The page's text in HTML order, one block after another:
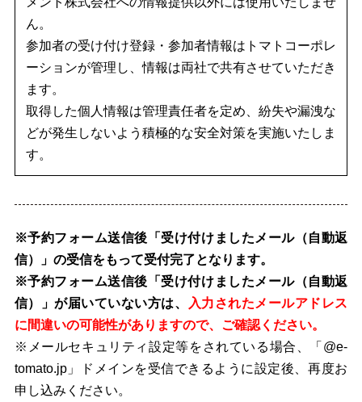
ん。
参加者の受け付け登録・参加者情報はトマトコーポレ
ーションが管理し、情報は両社で共有させていただき
ます。
取得した個人情報は管理責任者を定め、紛失や漏洩な
どが発生しないよう積極的な安全対策を実施いたしま
す。
※予約フォーム送信後「受け付けましたメール（自動返
信）」の受信をもって受付完了となります。
※予約フォーム送信後「受け付けましたメール（自動返
信）」が届いていない方は、
入力されたメールアドレス
に間違いの可能性がありますので、ご確認ください。
※メールセキュリティ設定等をされている場合、「@e-
tomato.jp」ドメインを受信できるように設定後、再度お
申し込みください。